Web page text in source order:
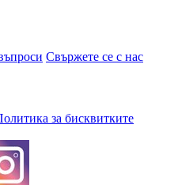
Свържете се с нас
за бисквитките